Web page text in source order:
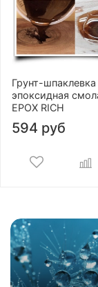
Грунт-шпаклевка
эпоксидная
EPOX RICH
594 руб